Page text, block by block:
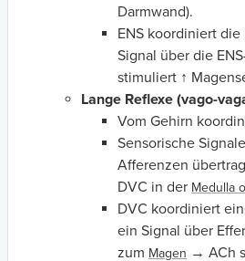
Darmwand).
ENS koordiniert
Signal über die
stimuliert ↑
Lange Reflexe (vago-
Vom Gehirn
Sensorische
Afferenzen
DVC in der Medulla
DVC koordiniert
ein Signal über
zum Magen → ACh